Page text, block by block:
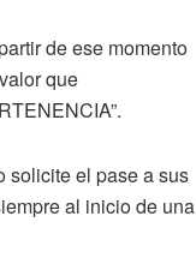
de ese momento
que
solicite el pase a sus
al inicio de una